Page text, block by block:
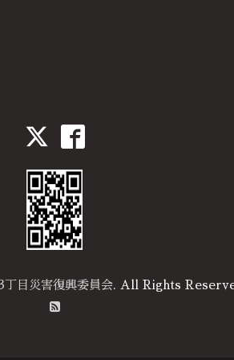
丁目災害復興委員会. All Rights